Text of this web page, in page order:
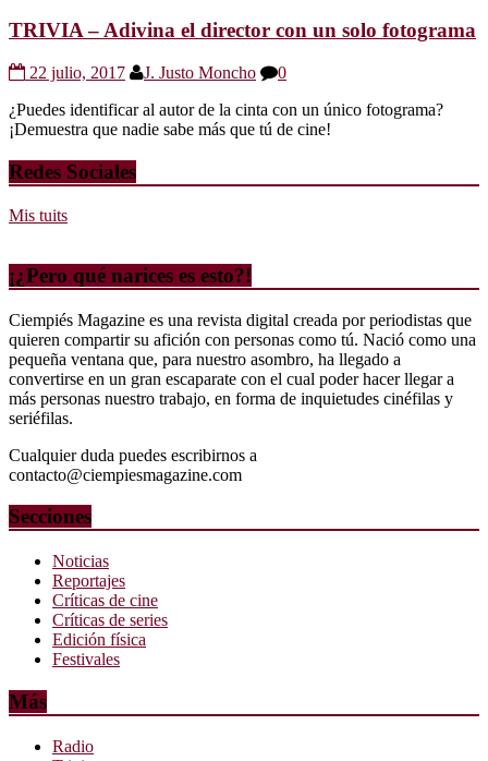
TRIVIA – Adivina el director con un solo fotograma
22 julio, 2017 J. Justo Moncho
0
¿Puedes identificar al autor de la cinta con un único fotograma?
¡Demuestra que nadie sabe más que tú de cine!
Redes Sociales
Mis tuits
¡¿Pero qué narices es esto?!
Ciempiés Magazine es una revista digital creada por periodistas que
quieren compartir su afición con personas como tú. Nació como una
pequeña ventana que, para nuestro asombro, ha llegado a
convertirse en un gran escaparate con el cual poder hacer llegar a
más personas nuestro trabajo, en forma de inquietudes cinéfilas y
seriéfilas.
Cualquier duda puedes escribirnos a
contacto@ciempiesmagazine.com
Secciones
Noticias
Reportajes
Críticas de cine
Críticas de series
Edición física
Festivales
Más
Radio